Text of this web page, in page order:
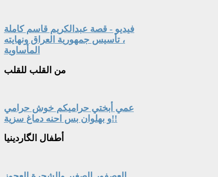
فيديو - قصة عبدالكريم قاسم كاملة
، تأسيس جمهورية العراق ونهايته
المأساوية
من القلب للقلب
عمي أبختي حراميكم خوش حرامي
و بهلوان بس احنه دماغ سزية!!
أطفال الگاردينيا